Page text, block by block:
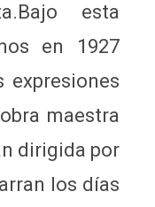
esta
en 1927
expresiones
maestra
dirigida por
los días